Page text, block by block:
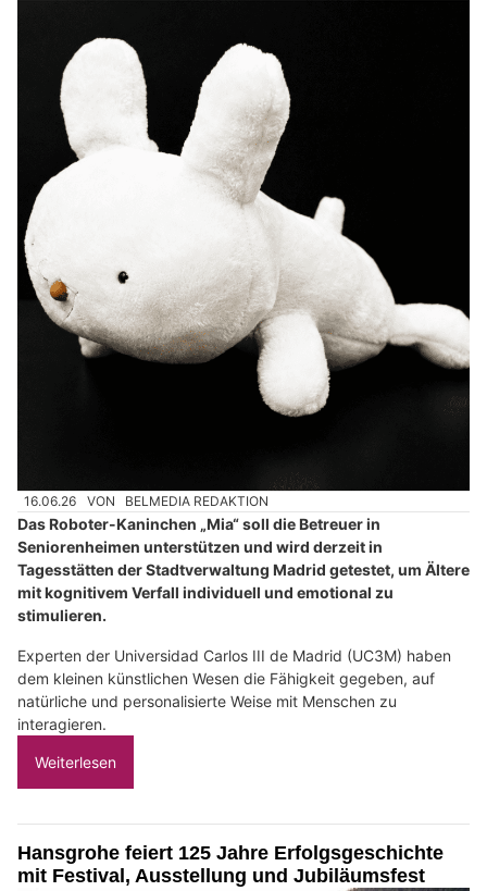
16.06.26 VON BELMEDIA REDAKTION
Das Roboter-Kaninchen „Mia“ soll die Betreuer in
Seniorenheimen unterstützen und wird derzeit in
Tagesstätten der Stadtverwaltung Madrid getestet, um Ältere
mit kognitivem Verfall individuell und emotional zu
stimulieren.
Experten der Universidad Carlos III de Madrid (UC3M) haben
dem kleinen künstlichen Wesen die Fähigkeit gegeben, auf
natürliche und personalisierte Weise mit Menschen zu
interagieren.
Weiterlesen
Hansgrohe feiert 125 Jahre Erfolgsgeschichte
mit Festival, Ausstellung und Jubiläumsfest